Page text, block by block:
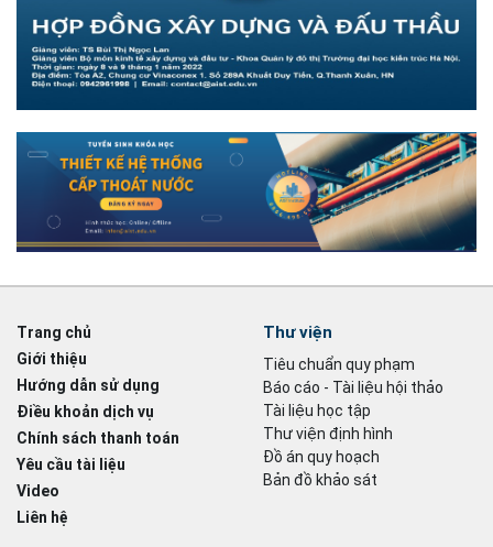
Trang chủ
Giới thiệu
Hướng dẫn sử dụng
Điều khoản dịch vụ
Chính sách thanh toán
Yêu cầu tài liệu
Video
Liên hệ
Thư viện
Tiêu chuẩn quy phạm
Báo cáo - Tài liệu hội thảo
Tài liệu học tập
Thư viện định hình
Đồ án quy hoạch
Bản đồ khảo sát